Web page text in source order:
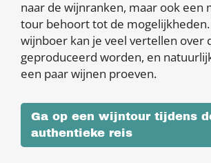
naar de wijnranken, maar ook een
tour behoort tot de mogelijkheden.
wijnboer kan je veel vertellen over
geproduceerd worden, en
een paar wijnen proeven.
Ga op een wijntour tijdens
authentieke reis